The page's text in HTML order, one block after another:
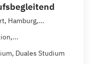
Hamburg,...
Duales Studium